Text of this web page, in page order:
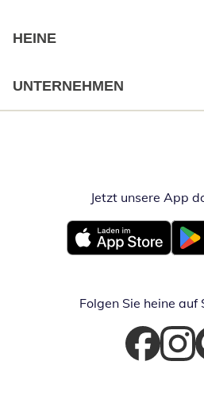
HEINE
UNTERNEHMEN
Jetzt unsere App
Öffnet in neuem
Folgen Sie heine auf
Öffnet inÖffnet